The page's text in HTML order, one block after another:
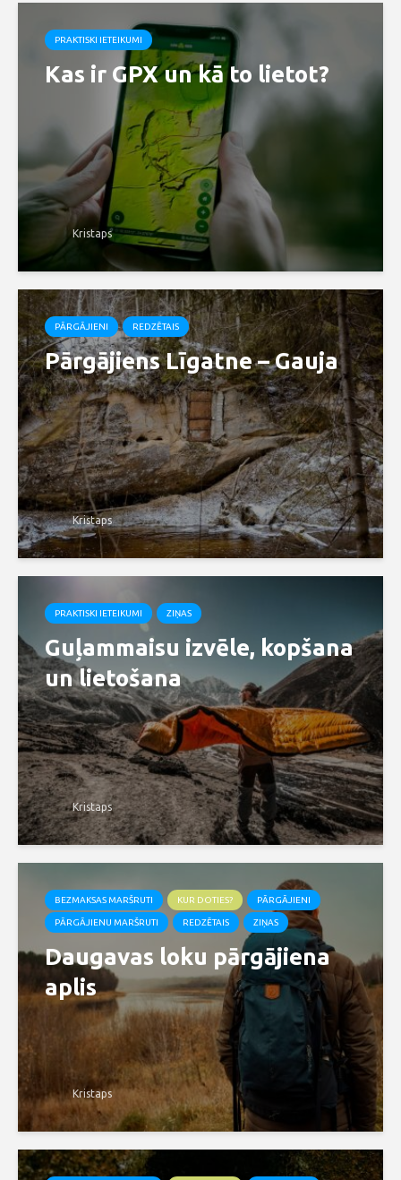
PRAKTISKI IETEIKUMI
Kas ir GPX un kā to lietot?
Kristaps
PĀRGĀJIENI REDZĒTAIS
Pārgājiens Līgatne – Gauja
Kristaps
PRAKTISKI IETEIKUMI ZIŅAS
Guļammaisu izvēle, kopšana
un lietošana
Kristaps
BEZMAKSAS MARŠRUTI KUR DOTIES? PĀRGĀJIENI
PĀRGĀJIENU MARŠRUTI REDZĒTAIS ZIŅAS
Daugavas loku pārgājiena
aplis
Kristaps